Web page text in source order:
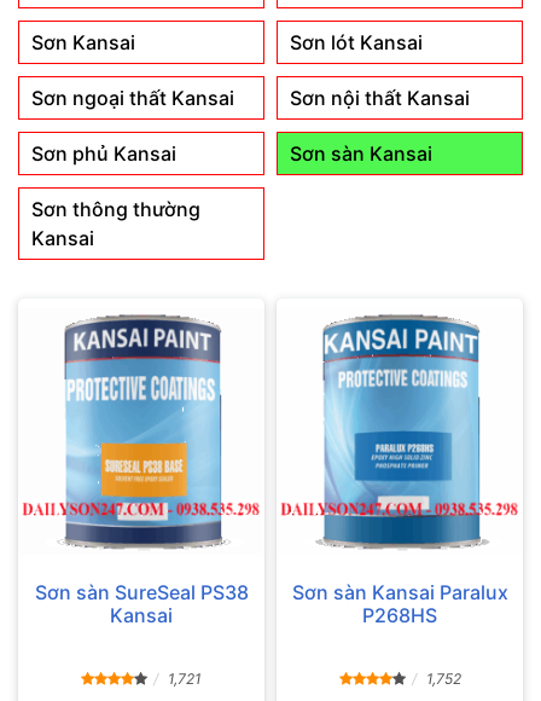
Sơn Kansai Sơn lót Kansai
Sơn ngoại thất Kansai Sơn nội thất Kansai
Sơn phủ Kansai Sơn sàn Kansai
Sơn thông thường
Kansai
Sơn sàn SureSeal PS38
Kansai
1,721
Sơn sàn Kansai Paralux
P268HS
1,752